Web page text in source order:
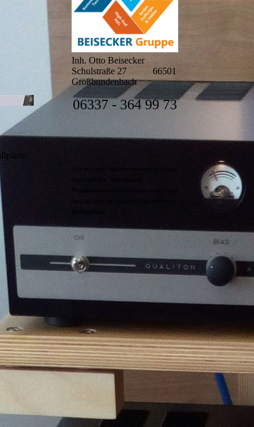
Inh. Otto Beisecker
Schulstraße 27 66501
Großbundenbach
06337 - 364 99 73